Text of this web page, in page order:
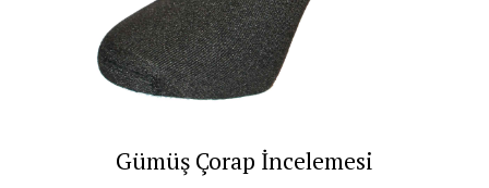
Gümüş Çorap İncelemesi